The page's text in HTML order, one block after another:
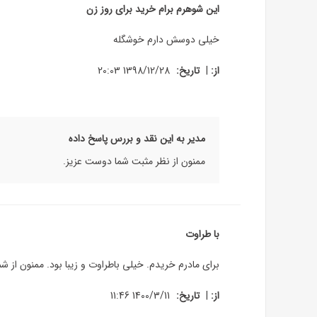
این شوهرم برام خرید برای روز زن
خیلی دوسش دارم خوشگله
از: | تاریخ: 1398/12/28 20:03
مدیر به این نقد و بررس پاسخ داده
ممنون از نظر مثبت شما دوست عزیز.
با طراوت
برای مادرم خریدم. خیلی باطراوت و زیبا بود. ممنون از
از: | تاریخ: 1400/3/11 11:46